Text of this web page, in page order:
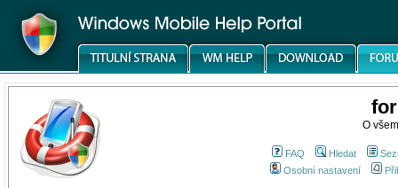
O
FAQ Hledat
Osobní nastavení